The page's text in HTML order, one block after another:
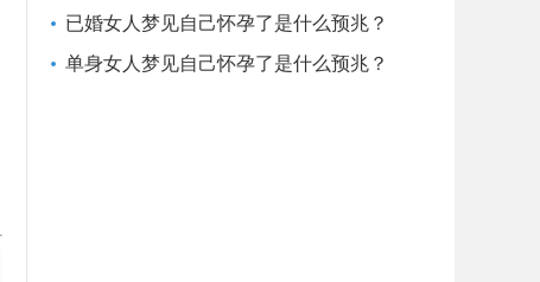
已婚女人梦见自己怀孕了是什么预兆？
单身女人梦见自己怀孕了是什么预兆？